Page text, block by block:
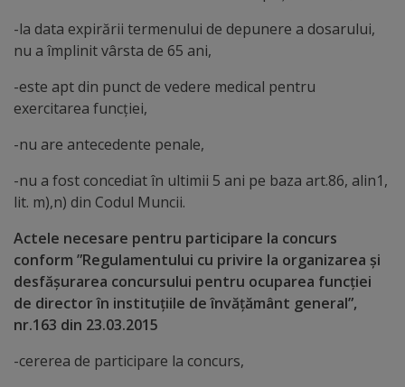
Excelență
Ungheniul
Obiective
turistice
Sculpturi
(harta
sculpturilor)
Monumente
-la data expirării termenului de depunere a dosarului,
nu a împlinit vârsta de 65 ani,
-este apt din punct de vedere medical pentru
exercitarea funcției,
-nu are antecedente penale,
-nu a fost concediat în ultimii 5 ani pe baza art.86, alin1,
lit. m),n) din Codul Muncii.
Actele necesare pentru participare la concurs
conform ”Regulamentului cu privire la organizarea și
desfășurarea concursului pentru ocuparea funcției
de director în instituțiile de învățământ general”,
nr.163 din 23.03.2015
-cererea de participare la concurs,